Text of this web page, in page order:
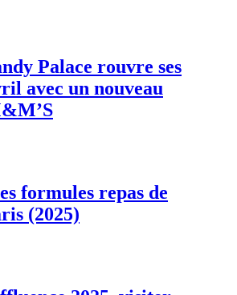
Palace rouvre ses
avec un nouveau
formules repas de
(2025)